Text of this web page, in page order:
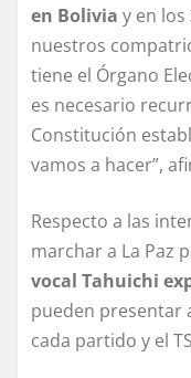
en Bolivia y en
nuestros
tiene el Órgano
es necesario
Constitución
vamos a hacer”,
Respecto a las
marchar a La Paz
vocal Tahuichi
pueden presentar
cada partido y el